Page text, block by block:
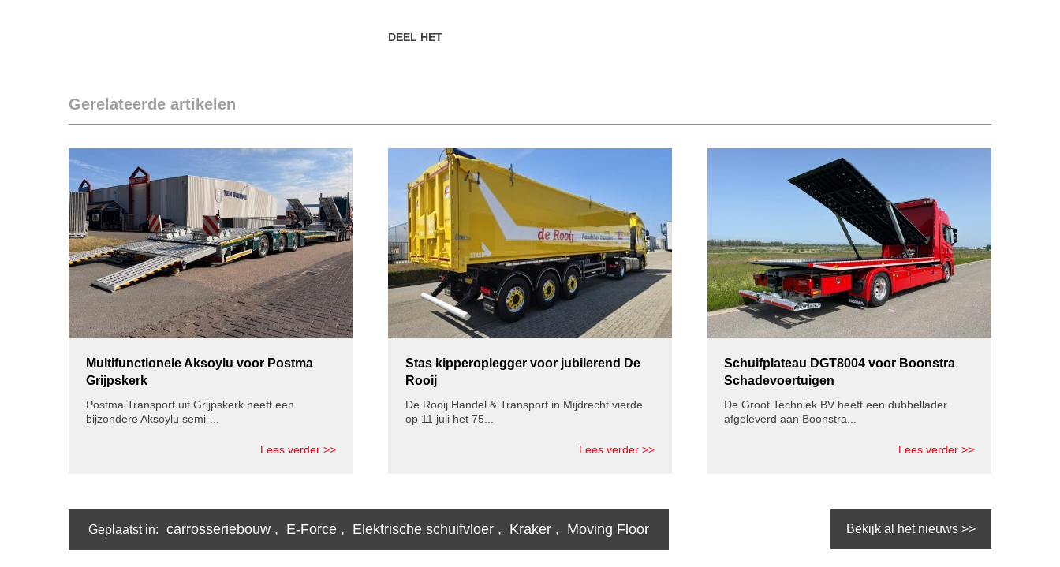
DEEL HET
Gerelateerde artikelen
Multifunctionele Aksoylu voor Postma
Grijpskerk
Postma Transport uit Grijpskerk heeft een
bijzondere Aksoylu semi-...
Lees verder >>
Stas kipperoplegger voor jubilerend De
Rooij
De Rooij Handel & Transport in Mijdrecht vierde
op 11 juli het 75...
Lees verder >>
Schuifplateau DGT8004 voor Boonstra
Schadevoertuigen
De Groot Techniek BV heeft een dubbellader
afgeleverd aan Boonstra...
Lees verder >>
Geplaatst in: carrosseriebouw , E-Force , Elektrische schuifvloer , Kraker , Moving Floor Bekijk al het nieuws >>